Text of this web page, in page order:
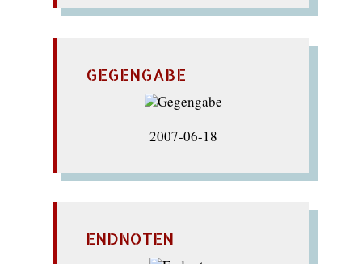
GEGENGABE
2007-06-18
ENDNOTEN